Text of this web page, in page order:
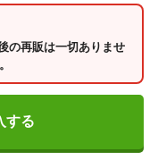
の再販は一切ありませ
する